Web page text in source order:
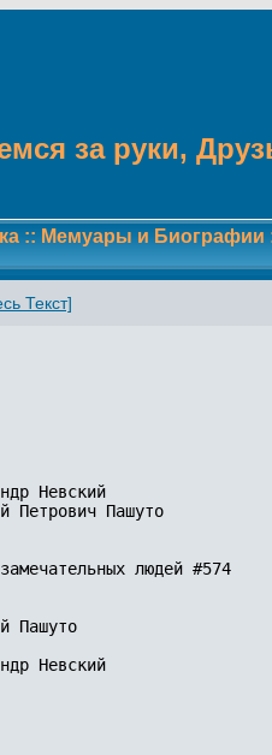
за руки,
:: Мемуары и Биографии
Текст]
Невский
Петрович Пашуто
людей #574
Пашуто
Невский